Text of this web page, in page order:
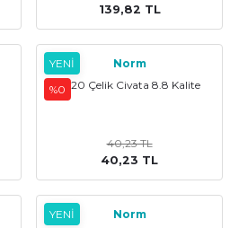
139,82 TL
YENİ
%0
Norm
M 20 Çelik Civata 8.8 Kalite
40,23 TL
40,23 TL
YENİ
Norm